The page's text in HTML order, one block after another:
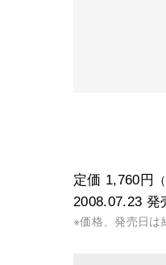
定価 1,760円
2008.07.23 発
※価格、発売日は